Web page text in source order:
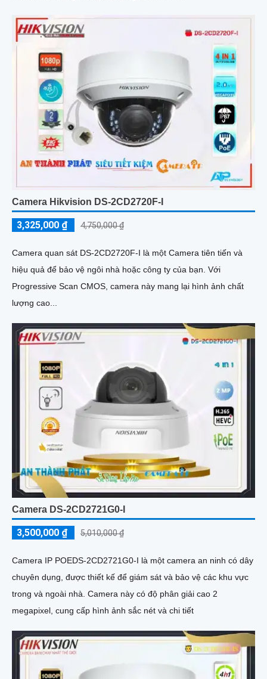
Camera Hikvision DS-2CD2720F-I
3,325,000 ₫ 4,750,000 ₫
Camera quan sát DS-2CD2720F-I là một Camera tiên tiến và
hiệu quả để bảo vệ ngôi nhà hoặc công ty của bạn. Với
Progressive Scan CMOS, camera này mang lại hình ảnh chất
lượng cao...
Camera DS-2CD2721G0-I
3,500,000 ₫ 5,010,000 ₫
Camera IP POEDS-2CD2721G0-I là một camera an ninh có dây
chuyên dụng, được thiết kế để giám sát và bảo vệ các khu vực
trong và ngoài nhà. Camera này có độ phân giải cao 2
megapixel, cung cấp hình ảnh sắc nét và chi tiết